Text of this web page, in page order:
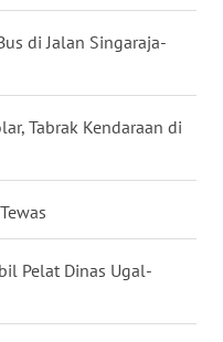
di Jalan Singaraja-
Tabrak Kendaraan di
Pelat Dinas Ugal-